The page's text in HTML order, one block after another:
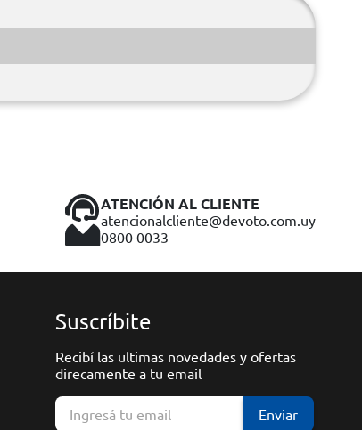
ATENCIÓN AL CLIENTE
atencionalcliente@devoto.com.uy
0800 0033
Suscríbite
Recibí las ultimas novedades y ofertas
direcamente a tu email
Enviar